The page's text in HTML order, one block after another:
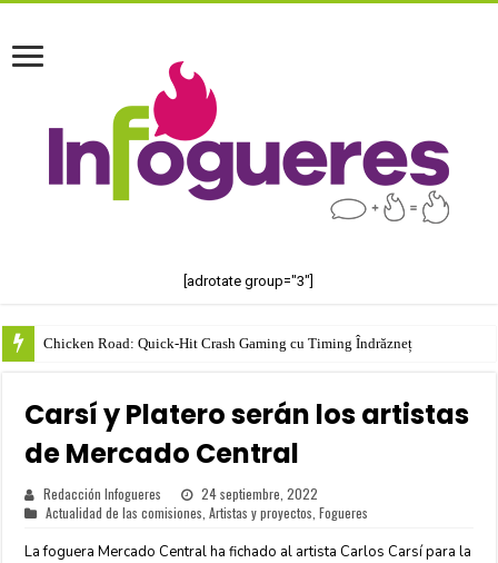
[adrotate group="3"]
Chicken Road: Quick‑Hit Crash Gaming cu Timing Îndrăzneț
Carsí y Platero serán los artistas
de Mercado Central
Redacción Infogueres
24 septiembre, 2022
Actualidad de las comisiones ,Artistas y proyectos ,Fogueres
La foguera Mercado Central ha fichado al artista Carlos Carsí para la